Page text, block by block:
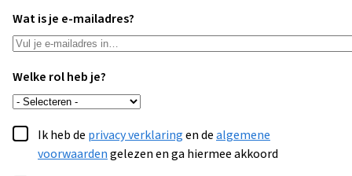
Wat is je e-mailadres?
Welke rol heb je?
Ik heb de privacy verklaringen dealgemene
voorwaardengelezen en ga hiermee akkoord